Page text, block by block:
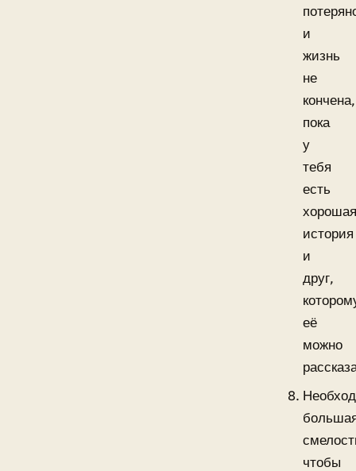
и
жизнь
не
кончена,
пока
у
тебя
есть
история
и
друг,
её
можно
чтобы